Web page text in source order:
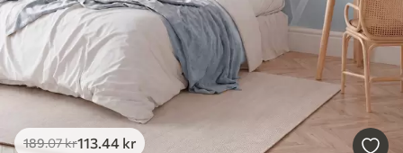
189.07kr113.44 kr